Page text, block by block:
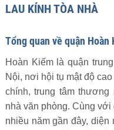
LAU KÍNH TÒA NHÀ
Tổng quan về quận Hoàn
Hoàn Kiếm là quận
Nội, nơi hội tụ mật độ
chính, trung tâm thương
nhà văn phòng. Cùng với
nhiều năm gần đây,